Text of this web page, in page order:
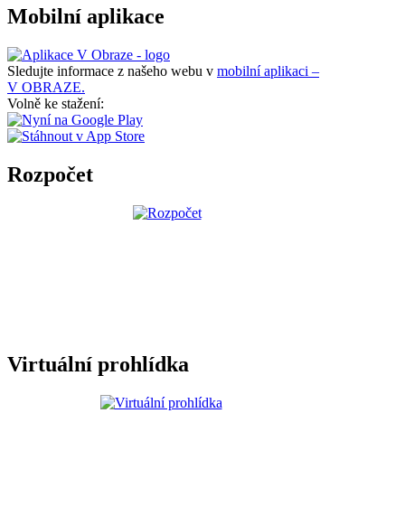
Mobilní aplikace
Sledujte informace z našeho webu v mobilní aplikaci –
V OBRAZE.
Volně ke stažení:
Rozpočet
Virtuální prohlídka